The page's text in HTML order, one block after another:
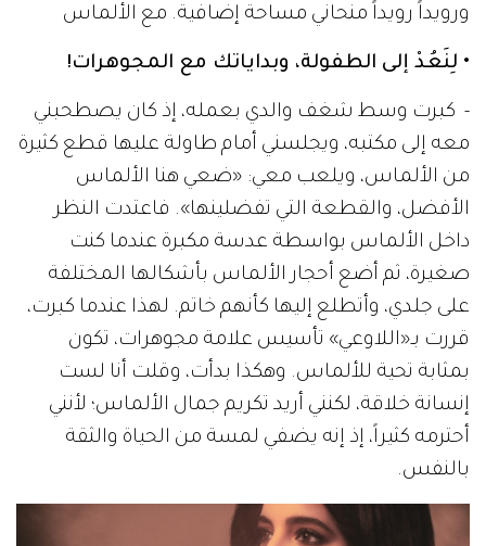
ورويداً رويداً منحاني مساحة إضافية. مع الألماس
• لِنَعُدْ إلى الطفولة، وبداياتك مع المجوهرات!
- كبرت وسط شغف والدي بعمله، إذ كان يصطحبني
معه إلى مكتبه، ويجلسني أمام طاولة عليها قطع كثيرة
من الألماس، ويلعب معي: «ضعي هنا الألماس
الأفضل، والقطعة التي تفضلينها». فاعتدت النظر
داخل الألماس بواسطة عدسة مكبرة عندما كنت
صغيرة، ثم أضع أحجار الألماس بأشكالها المختلفة
على جلدي، وأتطلع إليها كأنهم خاتم. لهذا عندما كبرت،
قررت بـ«اللاوعي» تأسيس علامة مجوهرات، تكون
بمثابة تحية للألماس. وهكذا بدأت، وقلت أنا لست
إنسانة خلاقة، لكنني أريد تكريم جمال الألماس؛ لأنني
أحترمه كثيراً، إذ إنه يضفي لمسة من الحياة والثقة
بالنفس.